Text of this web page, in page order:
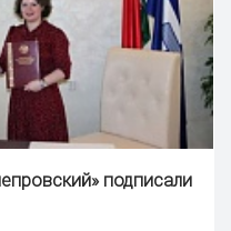
подписали